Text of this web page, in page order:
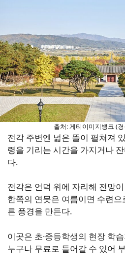
출처: 게티이미지뱅크 (
전각 주변엔 넓은 뜰이 펼쳐져
령을 기리는 시간을 가지거나
다.
전각은 언덕 위에 자리해 전망
한쪽의 연못은 여름이면 수련
른 풍경을 만든다.
이곳은 초·중등학생의 현장 학
누구나 무료로 들어갈 수 있어